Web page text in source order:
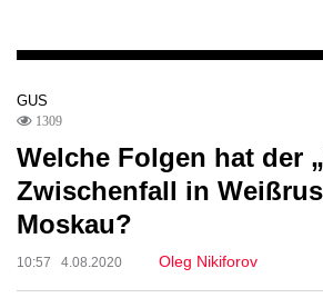
GUS
1309
Welche Folgen hat der
Zwischenfall in
Moskau?
10:57 4.08.2020 Oleg Nikiforov